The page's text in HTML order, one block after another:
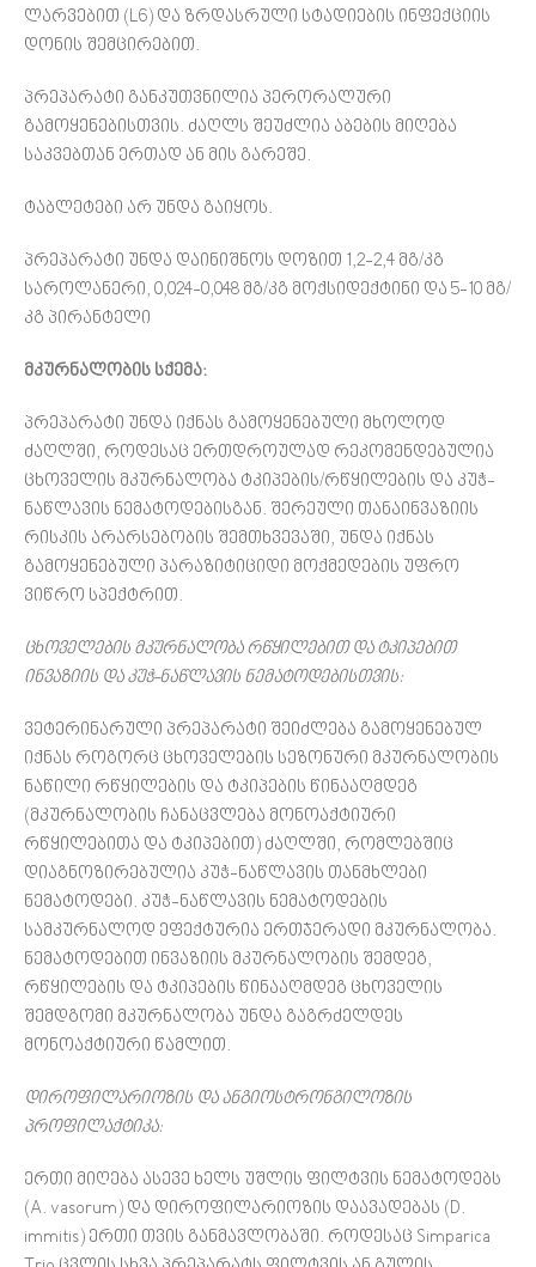
ლარვებით (L6) და ზრდასრული სტადიების ინფექციის
დონის შემცირებით.
პრეპარატი განკუთვნილია პერორალური
გამოყენებისთვის. ძაღლს შეუძლია აბების მიღება
საკვებთან ერთად ან მის გარეშე.
ტაბლეტები არ უნდა გაიყოს.
პრეპარატი უნდა დაინიშნოს დოზით 1,2-2,4 მგ/კგ
საროლანერი, 0,024-0,048 მგ/კგ მოქსიდექტინი და 5-10 მგ/
კგ პირანტელი
მკურნალობის სქემა:
პრეპარატი უნდა იქნას გამოყენებული მხოლოდ
ძაღლში, როდესაც ერთდროულად რეკომენდებულია
ცხოველის მკურნალობა ტკიპების/რწყილების და კუჭ-
ნაწლავის ნემატოდებისგან. შერეული თანაინვაზიის
რისკის არარსებობის შემთხვევაში, უნდა იქნას
გამოყენებული პარაზიტიციდი მოქმედების უფრო
ვიწრო სპექტრით.
ცხოველების მკურნალობა რწყილებით და ტკიპებით
ინვაზიის და კუჭ-ნაწლავის ნემატოდებისთვის:
ვეტერინარული პრეპარატი შეიძლება გამოყენებულ
იქნას როგორც ცხოველების სეზონური მკურნალობის
ნაწილი რწყილების და ტკიპების წინააღმდეგ
(მკურნალობის ჩანაცვლება მონოაქტიური
რწყილებითა და ტკიპებით) ძაღლში, რომლებშიც
დიაგნოზირებულია კუჭ-ნაწლავის თანმხლები
ნემატოდები. კუჭ-ნაწლავის ნემატოდების
სამკურნალოდ ეფექტურია ერთჯერადი მკურნალობა.
ნემატოდებით ინვაზიის მკურნალობის შემდეგ,
რწყილების და ტკიპების წინააღმდეგ ცხოველის
შემდგომი მკურნალობა უნდა გაგრძელდეს
მონოაქტიური წამლით.
დიროფილარიოზის და ანგიოსტრონგილოზის
პროფილაქტიკა:
ერთი მიღება ასევე ხელს უშლის ფილტვის ნემატოდებს
(A. vasorum) და დიროფილარიოზის დაავადებას (D.
immitis) ერთი თვის განმავლობაში. როდესაც Simparica